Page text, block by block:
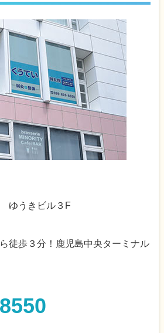
ゆうきビル３F
徒歩３分！鹿児島中央ターミナル